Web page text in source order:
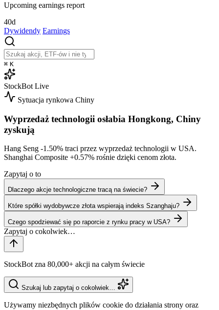
Upcoming earnings report
40d
Dywidendy Earnings
⌘ K
StockBot Live
Sytuacja rynkowa Chiny
Wyprzedaż technologii osłabia Hongkong, Chiny
zyskują
Hang Seng -1.50% traci przez wyprzedaż technologii w USA.
Shanghai Composite +0.57% rośnie dzięki cenom złota.
Zapytaj o to
Dlaczego akcje technologiczne tracą na świecie?
Które spółki wydobywcze złota wspierają indeks Szanghaju?
Czego spodziewać się po raporcie z rynku pracy w USA?
StockBot zna 80,000+ akcji na całym świecie
Szukaj lub zapytaj o cokolwiek…
Używamy niezbędnych plików cookie do działania strony oraz